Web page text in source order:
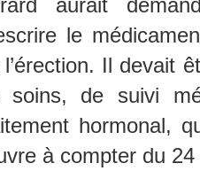
aurait
le
l’érection. Il devait
soins, de suivi
hormonal,
à compter du